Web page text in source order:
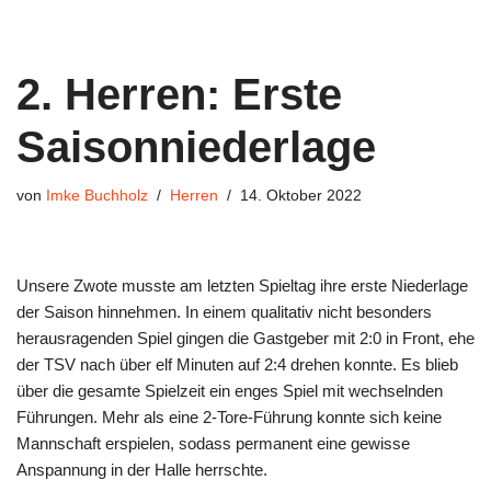
2. Herren: Erste
Saisonniederlage
von Imke Buchholz Herren 14. Oktober 2022
Unsere Zwote musste am letzten Spieltag ihre erste Niederlage
der Saison hinnehmen. In einem qualitativ nicht besonders
herausragenden Spiel gingen die Gastgeber mit 2:0 in Front, ehe
der TSV nach über elf Minuten auf 2:4 drehen konnte. Es blieb
über die gesamte Spielzeit ein enges Spiel mit wechselnden
Führungen. Mehr als eine 2-Tore-Führung konnte sich keine
Mannschaft erspielen, sodass permanent eine gewisse
Anspannung in der Halle herrschte.